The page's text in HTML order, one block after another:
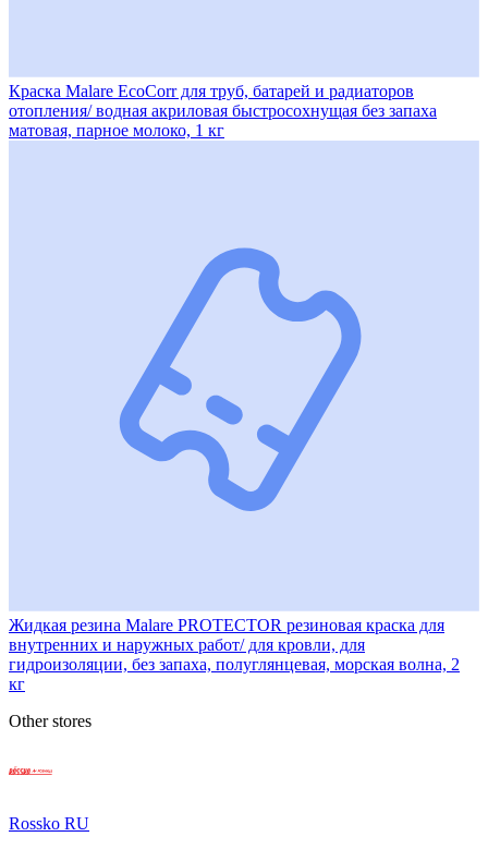
Краска Malare EcoCorr для труб, батарей и радиаторов
отопления/ водная акриловая быстросохнущая без запаха
матовая, парное молоко, 1 кг
Жидкая резина Malare PROTECTOR резиновая краска для
внутренних и наружных работ/ для кровли, для
гидроизоляции, без запаха, полуглянцевая, морская волна, 2
кг
Other stores
Rossko RU